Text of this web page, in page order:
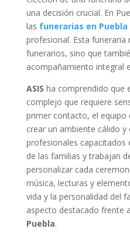
una decisión crucial. En
las funerarias en Puebla
profesional. Esta
funerarios, sino que
acompañamiento integral
ASIS ha comprendido que
complejo que requiere
primer contacto, el equipo
crear un ambiente cálido y
profesionales capacitados
de las familias y trabajan
personalizar cada
música, lecturas y
vida y la personalidad del
aspecto destacado frente
Puebla.